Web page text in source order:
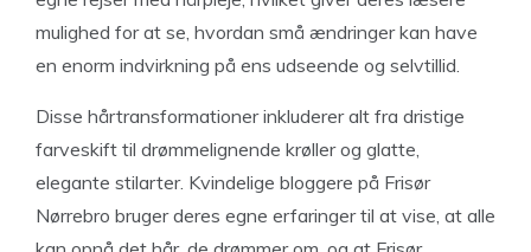
mulighed for at se, hvordan små ændringer kan have
en enorm indvirkning på ens udseende og selvtillid.
Disse hårtransformationer inkluderer alt fra dristige
farveskift til drømmelignende krøller og glatte,
elegante stilarter. Kvindelige bloggere på Frisør
Nørrebro bruger deres egne erfaringer til at vise, at alle